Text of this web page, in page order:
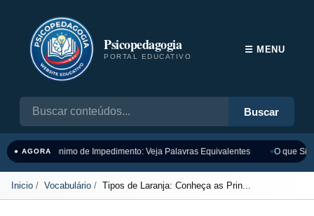
Psicopedagogia
PORTAL EDUCATIVO
Buscar
☰ MENU
● AGORASinônimo de Impedimento: Veja Palavras Equivalentes O que
Inicio Vocabulário Tipos de Laranja: Conheça as Prin...